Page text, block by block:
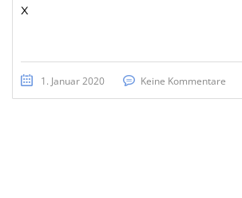
x
1. Januar 2020 Keine Kommentare